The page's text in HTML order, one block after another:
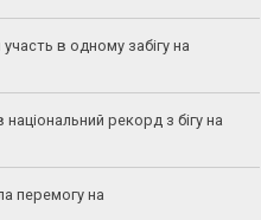
в одному забігу на
рекорд з бігу на
перемогу на